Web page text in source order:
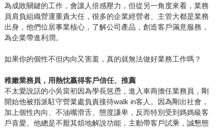
為成敗關鍵的工作，會讓人倍感壓力，但從另一角度來看，業務
員肩負組織營運重責大任，很多的企業經營者、主管大都是業務
出身，他們位居事業核心，了解公司產品，創造客戶滿意服務，
為企業帶進利潤。
如果你的個性不但內向又害羞，真的就無法做好業務工作嗎？
稚嫩業務員，用熱忱贏得客戶信任、推薦
不太愛說話的小吳當初因為學長慫恿，進入車商擔任業務員，剛
開始他被指派駐守營業處負責接待walk in客人。因為剛出社會，
加上個性內向、不油嘴滑舌、態度謙卑，反而特別受到媽媽級客
戶喜愛。他總是不厭其煩地解說功能，主動帶客戶試乘，誠懇態